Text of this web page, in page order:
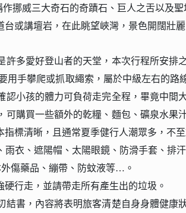
挪威三大奇石的奇蹟石、巨人之舌以及聖
或講壇岩，在此眺望峽灣，景色開闊壯麗
多愛好登山者的天堂，本次行程所安排
用手攀爬或抓取繩索，屬於中級左右的
小孩的體力可負荷走完全程，畢竟中間
購買一些額外的乾糧、麵包、礦泉水果
標清晰，且通常夏季健行人潮眾多，不
衣、遮陽帽、太陽眼鏡、防滑手套、排
傷藥品、繃帶、防蚊液等…。
行走，並請帶走所有產生出的垃圾。
書，內容將表明旅客清楚自身身體健康